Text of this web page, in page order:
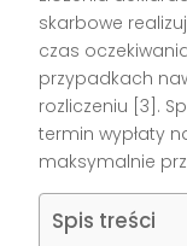
skarbowe
czas
przypadkach
rozliczeniu [3].
termin wypłaty
maksymalnie
Spis treści